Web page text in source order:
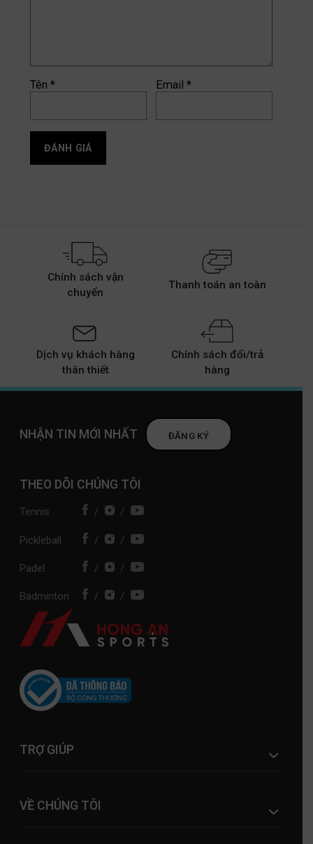
Tên * Email*
Chính sách vận
chuyển
Thanh toán an toàn
Dịch vụ khách hàng
thân thiết
Chính sách đổi/trả
hàng
NHẬN TIN MỚI NHẤT ĐĂNG KÝ
THEO DÕI CHÚNG TÔI
Tennis / /
Pickleball / /
Padel / /
Badminton / /
TRỢ GIÚP
VỀ CHÚNG TÔI